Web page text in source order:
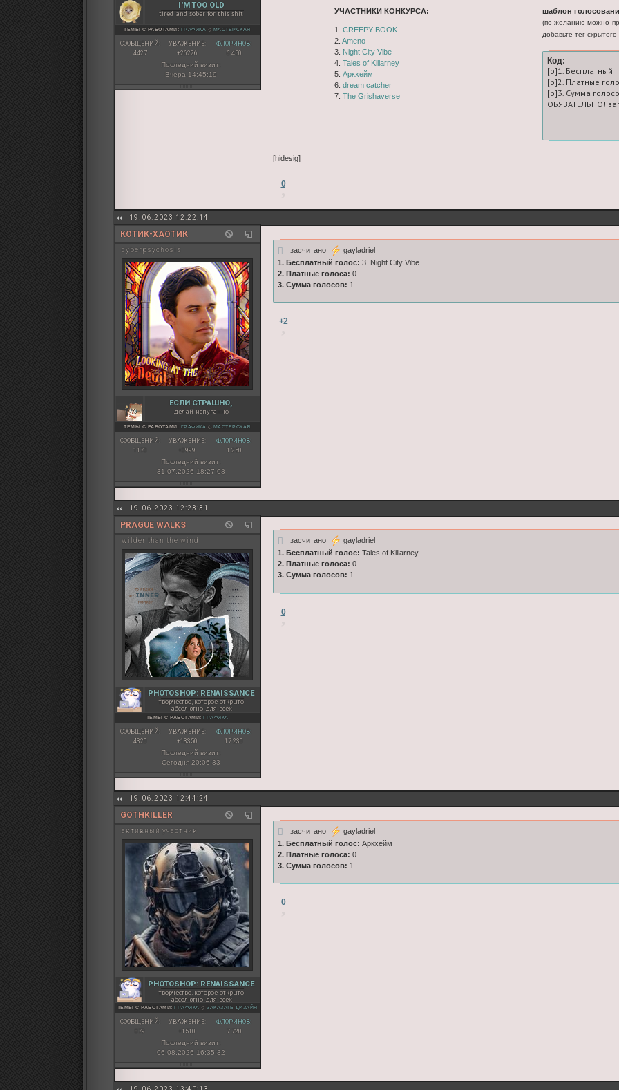
I'M TOO OLD
tired and sober for this shit
ТЕМЫ С РАБОТАМИ: ГРАФИКА ◇ МАСТЕРСКАЯ
СООБЩЕНИЙ:
4427
УВАЖЕНИЕ:
+26226
ФЛОРИНОВ:
6 450
Последний визит:
Вчера 14:45:19
УЧАСТНИКИ КОНКУРСА:
1. CREEPY BOOK
2. Ameno
3. Night City Vibe
4. Tales of Killarney
5. Аркхейм
6. dream catcher
7. The Grishaverse
шаблон
(по желаниюможно
добавьте тег скрытого
Код:
[b]1. Бесплатный
[b]2. Платные
[b]3. Сумма
ОБЯЗАТЕЛЬНО!
[hidesig]
0
19.06.2023 12:22:14
КОТИК-ХАОТИК
cyberpsychosis
ЕСЛИ СТРАШНО,
делай испуганно
ТЕМЫ С РАБОТАМИ: ГРАФИКА ◇ МАСТЕРСКАЯ
СООБЩЕНИЙ:
1173
УВАЖЕНИЕ:
+3999
ФЛОРИНОВ:
1 250
Последний визит:
31.07.2026 18:27:08
засчитано
gayladriel
1. Бесплатный голос: 3. Night City Vibe
2. Платные голоса: 0
3. Сумма голосов: 1
+2
19.06.2023 12:23:31
PRAGUE WALKS
wilder than the wind
PHOTOSHOP: RENAISSANCE
творчество, которое открыто
абсолютно для всех
ТЕМЫ С РАБОТАМИ: ГРАФИКА
СООБЩЕНИЙ:
4320
УВАЖЕНИЕ:
+13350
ФЛОРИНОВ:
17 230
Последний визит:
Сегодня 20:06:33
засчитано
gayladriel
1. Бесплатный голос: Tales of Killarney
2. Платные голоса: 0
3. Сумма голосов: 1
0
19.06.2023 12:44:24
GOTHKILLER
активный участник
PHOTOSHOP: RENAISSANCE
творчество, которое открыто
абсолютно для всех
ТЕМЫ С РАБОТАМИ: ГРАФИКА ◇ ЗАКАЗАТЬ ДИЗАЙН
СООБЩЕНИЙ:
879
УВАЖЕНИЕ:
+1510
ФЛОРИНОВ:
7 720
Последний визит:
06.08.2026 16:35:32
засчитано
gayladriel
1. Бесплатный голос: Aркхейм
2. Платные голоса: 0
3. Сумма голосов: 1
0